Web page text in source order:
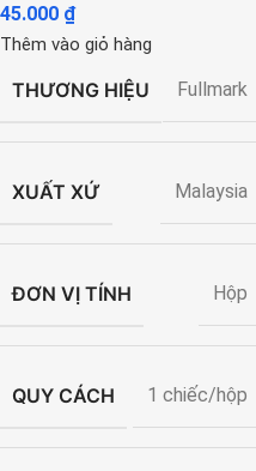
45.000 ₫
Thêm vào giỏ hàng
THƯƠNG HIỆU Fullmark
XUẤT XỨ Malaysia
ĐƠN VỊ TÍNH Hộp
QUY CÁCH 1 chiếc/hộp